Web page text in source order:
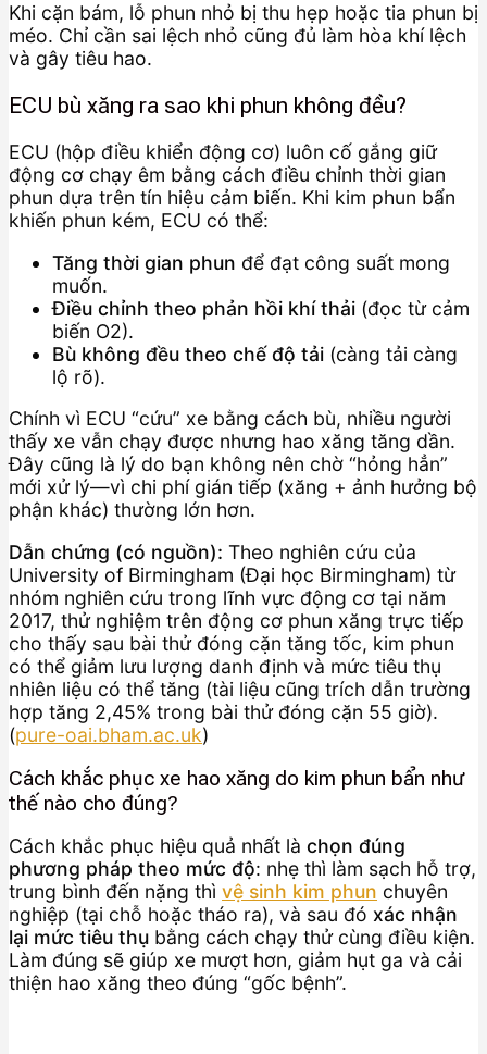
Khi cặn bám, lỗ phun nhỏ bị thu hẹp hoặc tia phun bị
méo. Chỉ cần sai lệch nhỏ cũng đủ làm hòa khí lệch
và gây tiêu hao.
ECU bù xăng ra sao khi phun không đều?
ECU (hộp điều khiển động cơ) luôn cố gắng giữ
động cơ chạy êm bằng cách điều chỉnh thời gian
phun dựa trên tín hiệu cảm biến. Khi kim phun bẩn
khiến phun kém, ECU có thể:
Tăng thời gian phun để đạt công suất mong
muốn.
Điều chỉnh theo phản hồi khí thải (đọc từ cảm
biến O2).
Bù không đều theo chế độ tải (càng tải càng
lộ rõ).
Chính vì ECU “cứu” xe bằng cách bù, nhiều người
thấy xe vẫn chạy được nhưng hao xăng tăng dần.
Đây cũng là lý do bạn không nên chờ “hỏng hẳn”
mới xử lý—vì chi phí gián tiếp (xăng + ảnh hưởng bộ
phận khác) thường lớn hơn.
Dẫn chứng (có nguồn): Theo nghiên cứu của
University of Birmingham (Đại học Birmingham) từ
nhóm nghiên cứu trong lĩnh vực động cơ tại năm
2017, thử nghiệm trên động cơ phun xăng trực tiếp
cho thấy sau bài thử đóng cặn tăng tốc, kim phun
có thể giảm lưu lượng danh định và mức tiêu thụ
nhiên liệu có thể tăng (tài liệu cũng trích dẫn trường
hợp tăng 2,45% trong bài thử đóng cặn 55 giờ).
(pure-oai.bham.ac.uk)
Cách khắc phục xe hao xăng do kim phun bẩn như
thế nào cho đúng?
Cách khắc phục hiệu quả nhất là chọn đúng
phương pháp theo mức độ: nhẹ thì làm sạch hỗ trợ,
trung bình đến nặng thì vệ sinh kim phun chuyên
nghiệp (tại chỗ hoặc tháo ra), và sau đó xác nhận
lại mức tiêu thụ bằng cách chạy thử cùng điều kiện.
Làm đúng sẽ giúp xe mượt hơn, giảm hụt ga và cải
thiện hao xăng theo đúng “gốc bệnh”.